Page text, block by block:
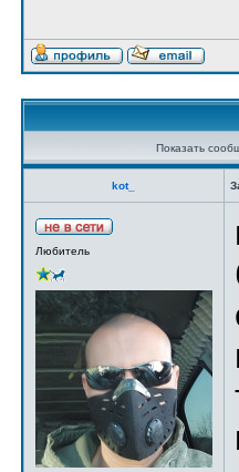
Показать
kot_
Любитель